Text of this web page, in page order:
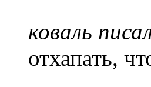
коваль
отхапать,